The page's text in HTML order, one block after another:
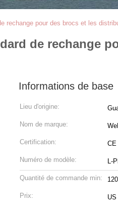
rechange pour des brocs et les
de rechange
Informations de base
Lieu d'origine:
Nom de marque:
Certification: CE
Numéro de modèle: L-
Quantité de commande min:
Prix: